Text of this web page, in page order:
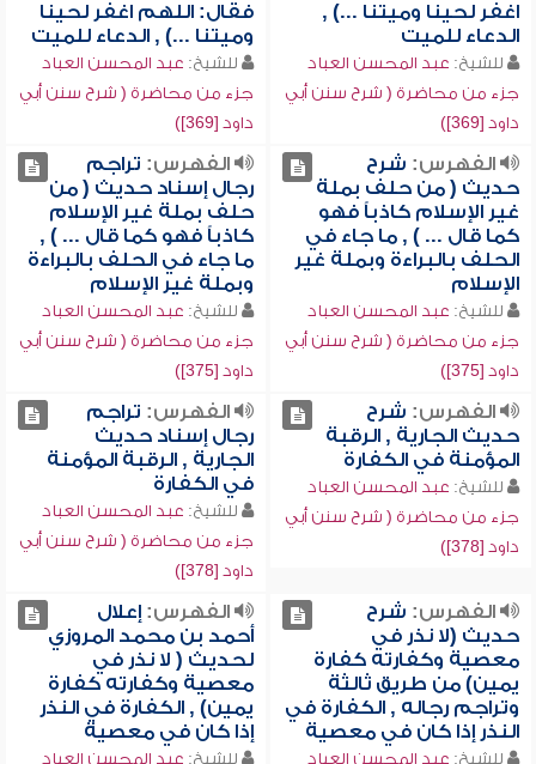
اغفر لحينا وميتنا ...) ,
الدعاء للميت
للشيخ: عبد المحسن العباد
جزء من محاضرة ( شرح سنن أبي
داود [369])
فقال: اللهم اغفر لحينا
وميتنا ...) , الدعاء للميت
للشيخ: عبد المحسن العباد
جزء من محاضرة ( شرح سنن أبي
داود [369])
الفهرس: شرح
حديث ( من حلف بملة
غير الإسلام كاذباً فهو
كما قال ... ) , ما جاء في
الحلف بالبراءة وبملة غير
الإسلام
للشيخ: عبد المحسن العباد
جزء من محاضرة ( شرح سنن أبي
داود [375])
الفهرس: تراجم
رجال إسناد حديث ( من
حلف بملة غير الإسلام
كاذباً فهو كما قال ... ) ,
ما جاء في الحلف بالبراءة
وبملة غير الإسلام
للشيخ: عبد المحسن العباد
جزء من محاضرة ( شرح سنن أبي
داود [375])
الفهرس: شرح
حديث الجارية , الرقبة
المؤمنة في الكفارة
للشيخ: عبد المحسن العباد
جزء من محاضرة ( شرح سنن أبي
داود [378])
الفهرس: تراجم
رجال إسناد حديث
الجارية , الرقبة المؤمنة
في الكفارة
للشيخ: عبد المحسن العباد
جزء من محاضرة ( شرح سنن أبي
داود [378])
الفهرس: شرح
حديث (لا نذر في
معصية وكفارته كفارة
يمين) من طريق ثالثة
وتراجم رجاله , الكفارة في
النذر إذا كان في معصية
للشيخ: عبد المحسن العباد
الفهرس:إعلال
أحمد بن محمد المروزي
لحديث ( لا نذر في
معصية وكفارته كفارة
يمين) , الكفارة في النذر
إذا كان في معصية
للشيخ: عبد المحسن العباد